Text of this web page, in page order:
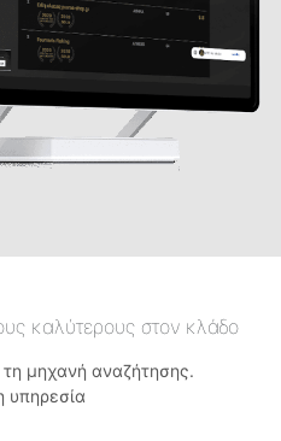
καλύτερους στον κλάδο
μηχανή αναζήτησης.
υπηρεσία